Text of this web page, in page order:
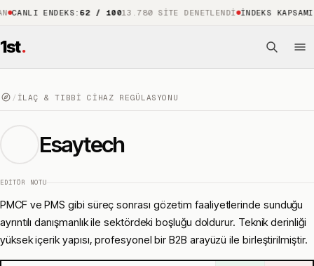
ENDEKS:62 / 100 13.780 SITE DENETLENDI İNDEKS KAPSAMI:%88
1st.
/ İLAÇ & TIBBI CIHAZ REGÜLASYONU
Esaytech
EDITÖR NOTU
PMCF ve PMS gibi süreç sonrası gözetim faaliyetlerinde sunduğu
ayrıntılı danışmanlık ile sektördeki boşluğu doldurur. Teknik derinliği
yüksek içerik yapısı, profesyonel bir B2B arayüzü ile birleştirilmiştir.